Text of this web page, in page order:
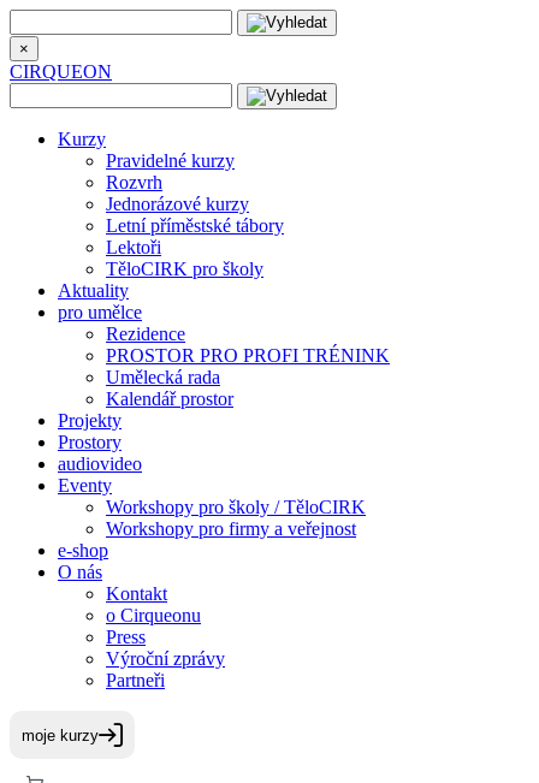
×
CIRQUEON
Kurzy
Pravidelné kurzy
Rozvrh
Jednorázové kurzy
Letní příměstské tábory
Lektoři
TěloCIRK pro školy
Aktuality
pro umělce
Rezidence
PROSTOR PRO PROFI TRÉNINK
Umělecká rada
Kalendář prostor
Projekty
Prostory
audiovideo
Eventy
Workshopy pro školy / TěloCIRK
Workshopy pro firmy a veřejnost
e-shop
O nás
Kontakt
o Cirqueonu
Press
Výroční zprávy
Partneři